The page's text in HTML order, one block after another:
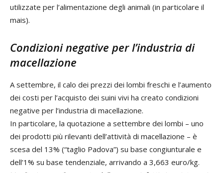
utilizzate per l’alimentazione degli animali (in particolare il
mais).
Condizioni negative per l’industria di
macellazione
A settembre, il calo dei prezzi dei lombi freschi e l’aumento
dei costi per l’acquisto dei suini vivi ha creato condizioni
negative per l’industria di macellazione.
In particolare, la quotazione a settembre dei lombi – uno
dei prodotti più rilevanti dell’attività di macellazione – è
scesa del 13% (“taglio Padova”) su base congiunturale e
dell’1% su base tendenziale, arrivando a 3,663 euro/kg.